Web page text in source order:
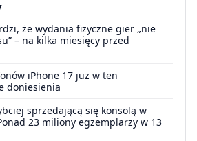
że wydania fizyczne gier „nie
– na kilka miesięcy przed
iPhone 17 już w ten
doniesienia
sprzedającą się konsolą w
23 miliony egzemplarzy w 13